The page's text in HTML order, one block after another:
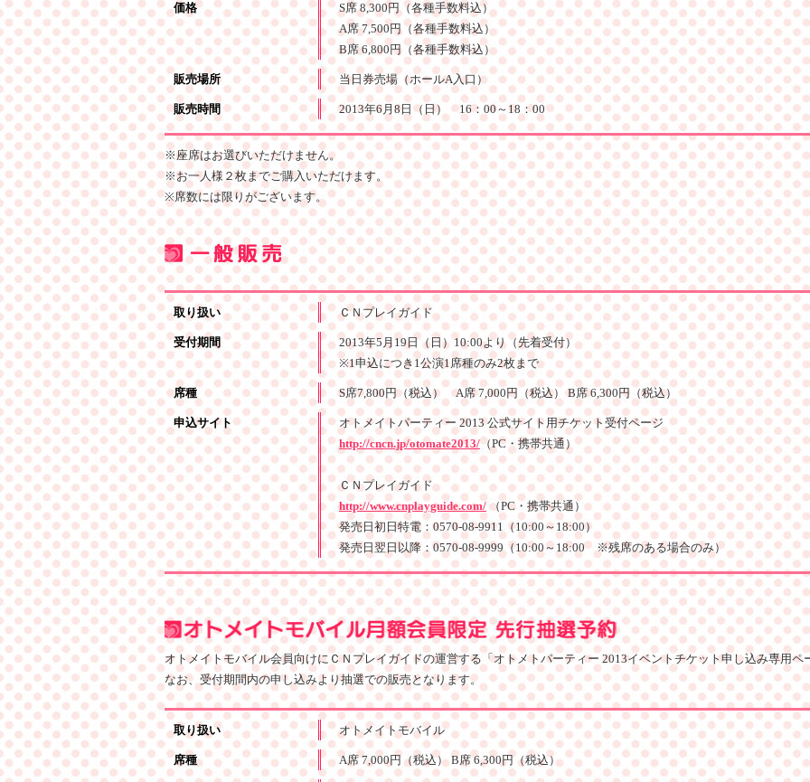
価格
S席 8,300円（各種手数料込）
A席 7,500円（各種手数料込）
B席 6,800円（各種手数料込）
販売場所 当日券売場（ホールA入口）
販売時間 2013年6月8日（日） 16：00～18：00
※座席はお選びいただけません。
※お一人様２枚までご購入いただけます。
※席数には限りがございます。
取り扱い ＣＮプレイガイド
受付期間
2013年5月19日（日）10:00より（先着受付）
※1申込につき1公演1席種のみ2枚まで
席種 S席7,800円（税込） A席 7,000円（税込） B席 6,300円（税込）
申込サイト
オトメイトパーティー 2013 公式サイト用チケット受付ページ
http://cncn.jp/otomate2013/（PC・携帯共通）
ＣＮプレイガイド
http://www.cnplayguide.com/ （PC・携帯共通）
発売日初日特電：0570-08-9911（10:00～18:00）
発売日翌日以降：0570-08-9999（10:00～18:00 ※残席のある場合のみ）
オトメイトモバイル会員向けにＣＮプレイガイドの運営する「オトメトパーティー 2013イベントチケット申し込み専用ペ
なお、受付期間内の申し込みより抽選での販売となります。
取り扱い オトメイトモバイル
席種 A席 7,000円（税込） B席 6,300円（税込）